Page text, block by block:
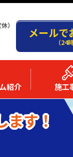
）
メールで
（24
紹介 施工
す！